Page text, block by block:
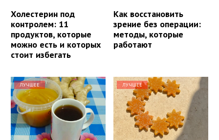
Холестерин под
контролем: 11
продуктов, которые
можно есть и которых
стоит избегать
Как восстановить
зрение без операции:
методы, которые
работают
ЛУЧШЕЕ ЛУЧШЕЕ